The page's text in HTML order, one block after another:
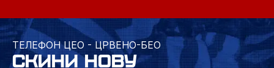
ТЕЛЕФОН ЦЕО - ЦРВЕНО-БЕО
СКИНИ НОВУ